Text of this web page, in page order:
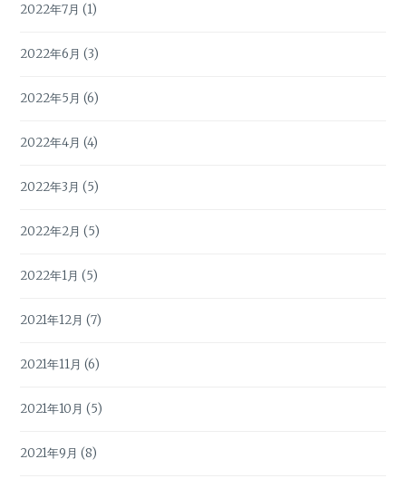
2022年7月 (1)
2022年6月 (3)
2022年5月 (6)
2022年4月 (4)
2022年3月 (5)
2022年2月 (5)
2022年1月 (5)
2021年12月 (7)
2021年11月 (6)
2021年10月 (5)
2021年9月 (8)